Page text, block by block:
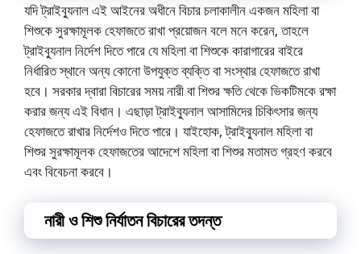
যদি ট্রাইব্যুনাল এই আইনের অধীনে বিচার চলাকালীন একজন মহিলা বা
শিশুকে সুরক্ষামূলক হেফাজতে রাখা প্রয়োজন বলে মনে করেন, তাহলে
ট্রাইব্যুনাল নির্দেশ দিতে পারে যে মহিলা বা শিশুকে কারাগারের বাইরে
নির্ধারিত স্থানে অন্য কোনো উপযুক্ত ব্যক্তি বা সংস্থার হেফাজতে রাখা
হবে। সরকার দ্বারা বিচারের সময় নারী বা শিশুর ক্ষতি থেকে ভিকটিমকে রক্ষা
করার জন্য এই বিধান। এছাড়া ট্রাইব্যুনাল আসামিদের চিকিৎসার জন্য
হেফাজতে রাখার নির্দেশও দিতে পারে। যাইহোক, ট্রাইব্যুনাল মহিলা বা
শিশুর সুরক্ষামূলক হেফাজতের আদেশে মহিলা বা শিশুর মতামত গ্রহণ করবে
এবং বিবেচনা করবে।
নারী ও শিশু নির্যাতন বিচারের তদন্ত